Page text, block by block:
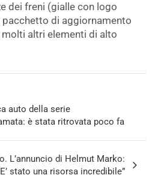
dei freni (gialle con logo
pacchetto di aggiornamento
altri elementi di alto
auto della serie
è stata ritrovata poco fa
L’annuncio di Helmut Marko:
stato una risorsa incredibile”